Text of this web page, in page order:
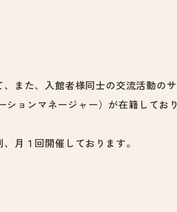
また、入館者様同士の交流活動のサ
ョンマネージャー）が在籍しており
月１回開催しております。